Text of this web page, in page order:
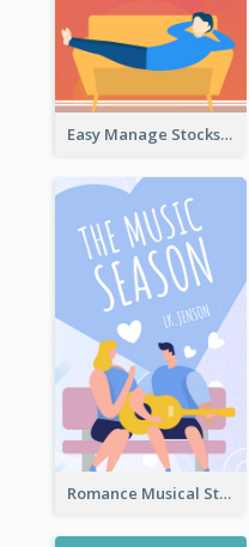
Easy Manage Stocks Book Cover Design
Romance Musical Story Book Cover